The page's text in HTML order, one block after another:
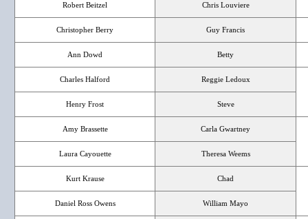
Robert Beitzel Chris Louviere
Christopher Berry Guy Francis
Ann Dowd Betty
Charles Halford Reggie Ledoux
Henry Frost Steve
Amy Brassette Carla Gwartney
Laura Cayouette Theresa Weems
Kurt Krause Chad
Daniel Ross Owens William Mayo